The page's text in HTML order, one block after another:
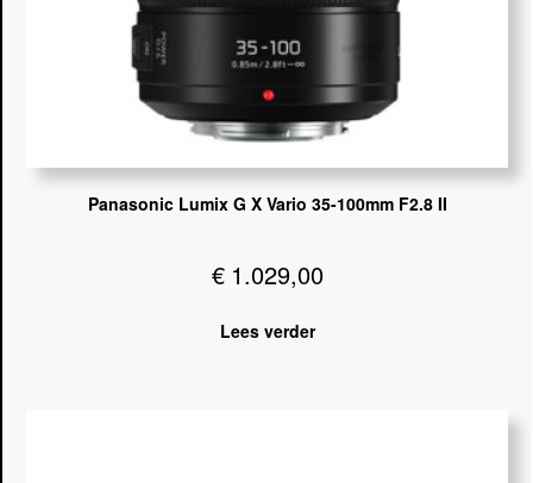
Panasonic Lumix G X Vario 35-100mm F2.8 II
€ 1.029,00
Lees verder